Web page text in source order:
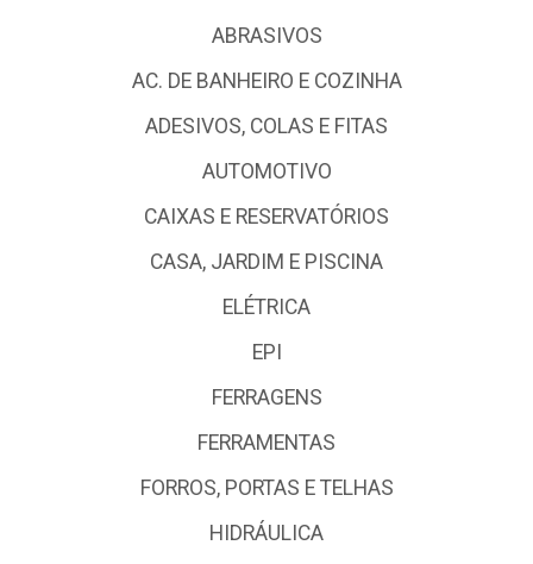
ABRASIVOS
AC. DE BANHEIRO E COZINHA
ADESIVOS, COLAS E FITAS
AUTOMOTIVO
CAIXAS E RESERVATÓRIOS
CASA, JARDIM E PISCINA
ELÉTRICA
EPI
FERRAGENS
FERRAMENTAS
FORROS, PORTAS E TELHAS
HIDRÁULICA